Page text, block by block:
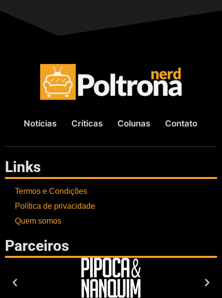
Notícias Críticas Colunas Contato
Links
Termos e Condições
Política de privacidade
Quem somos
Parceiros